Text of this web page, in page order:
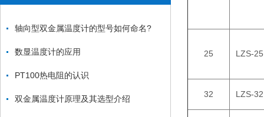
轴向型双金属温度计的型号如何命名?
数显温度计的应用
PT100热电阻的认识
双金属温度计原理及其选型介绍
25 LZS-25
32 LZS-32